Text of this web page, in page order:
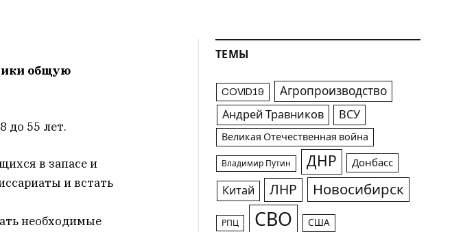
общую
до 55 лет.
в запасе и
и встать
необходимые
ТЕМЫ
COVID19 Агропроизводство
Андрей Травников ВСУ
Великая Отечественная война
Владимир Путин ДНР Донбасс
Китай ЛНР Новосибирск
РПЦ СВО США